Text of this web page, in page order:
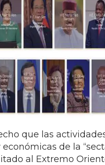
que las
de la
al Extremo